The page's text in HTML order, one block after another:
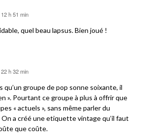
h 51 min
quel beau lapsus. Bien joué !
h 32 min
qu’un groupe de pop sonne soixante, il
». Pourtant ce groupe à plus à offrir que
« actuels », sans même parler du
a créé une etiquette vintage qu’il faut
que coûte.